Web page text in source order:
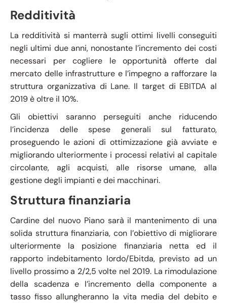
Redditività
La redditività si manterrà sugli ottimi livelli conseguiti
negli ultimi due anni, nonostante l’incremento dei costi
necessari per cogliere le opportunità offerte dal
mercato delle infrastrutture e l’impegno a rafforzare la
struttura organizzativa di Lane. Il target di EBITDA al
2019 è oltre il 10%.
Gli obiettivi saranno perseguiti anche riducendo
l’incidenza delle spese generali sul fatturato,
proseguendo le azioni di ottimizzazione già avviate e
migliorando ulteriormente i processi relativi al capitale
circolante, agli acquisti, alle risorse umane, alla
gestione degli impianti e dei macchinari.
Struttura finanziaria
Cardine del nuovo Piano sarà il mantenimento di una
solida struttura finanziaria, con l’obiettivo di migliorare
ulteriormente la posizione finanziaria netta ed il
rapporto indebitamento lordo/Ebitda, previsto ad un
livello prossimo a 2/2,5 volte nel 2019. La rimodulazione
della scadenza e l’incremento della componente a
tasso fisso allungheranno la vita media del debito e